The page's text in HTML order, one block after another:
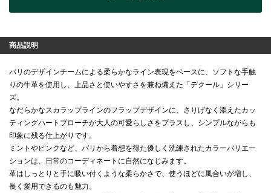
商品説明
パリのデザインチームによる柔らかなライン表現をベースに、ソフトな手触
りの牛革を使用し、上品さと使いやすさを兼ね備えた「デクール」シリー
ズ。
なだらかなスカラップラインのフラップデザインに、さりげなく添えたカッ
ティングハートブローチが大人の可愛らしさをプラスし、シンプルながらも
印象に残る仕上がりです。
ミントやピンクなど、パリから着想を得た優しく洗練されたカラーバリエー
ションは、日常のコーディネートに自然になじみます。
革はしっとりと手に吸い付くような柔らかさで、使うほどに風合いが増し、
長く愛用できるのも魅力。